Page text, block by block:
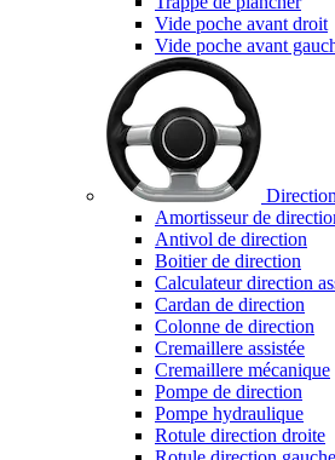
Vide poche avant droit
Vide poche avant
Direction
Amortisseur de
Antivol de direction
Boitier de direction
Calculateur direction
Cardan de direction
Colonne de direction
Cremaillere assistée
Cremaillere mécanique
Pompe de direction
Pompe hydraulique
Rotule direction droite